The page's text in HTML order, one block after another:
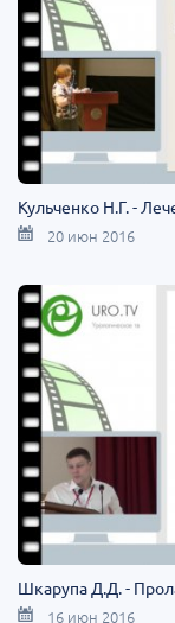
Кульченко Н.Г. -
20 июн 2016
Шкарупа Д.Д. -
16 июн 2016